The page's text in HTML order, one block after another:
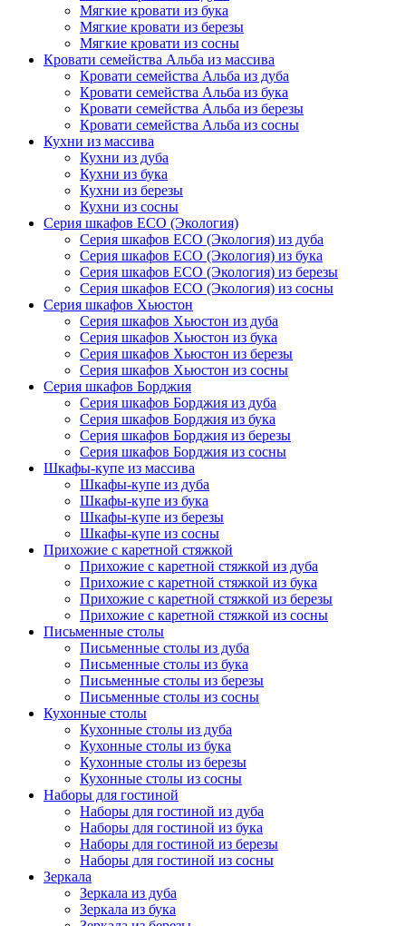
Мягкие кровати из бука
Мягкие кровати из березы
Мягкие кровати из сосны
Кровати семейства Альба из массива
Кровати семейства Альба из дуба
Кровати семейства Альба из бука
Кровати семейства Альба из березы
Кровати семейства Альба из сосны
Кухни из массива
Кухни из дуба
Кухни из бука
Кухни из березы
Кухни из сосны
Серия шкафов ECO (Экология)
Серия шкафов ECO (Экология) из дуба
Серия шкафов ECO (Экология) из бука
Серия шкафов ECO (Экология) из березы
Серия шкафов ECO (Экология) из сосны
Серия шкафов Хьюстон
Серия шкафов Хьюстон из дуба
Серия шкафов Хьюстон из бука
Серия шкафов Хьюстон из березы
Серия шкафов Хьюстон из сосны
Серия шкафов Борджия
Серия шкафов Борджия из дуба
Серия шкафов Борджия из бука
Серия шкафов Борджия из березы
Серия шкафов Борджия из сосны
Шкафы-купе из массива
Шкафы-купе из дуба
Шкафы-купе из бука
Шкафы-купе из березы
Шкафы-купе из сосны
Прихожие с каретной стяжкой
Прихожие с каретной стяжкой из дуба
Прихожие с каретной стяжкой из бука
Прихожие с каретной стяжкой из березы
Прихожие с каретной стяжкой из сосны
Письменные столы
Письменные столы из дуба
Письменные столы из бука
Письменные столы из березы
Письменные столы из сосны
Кухонные столы
Кухонные столы из дуба
Кухонные столы из бука
Кухонные столы из березы
Кухонные столы из сосны
Наборы для гостиной
Наборы для гостиной из дуба
Наборы для гостиной из бука
Наборы для гостиной из березы
Наборы для гостиной из сосны
Зеркала
Зеркала из дуба
Зеркала из бука